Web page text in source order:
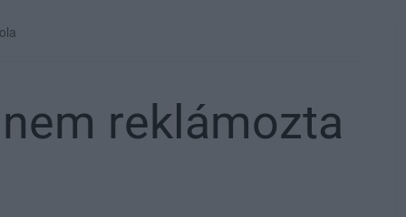
reklámozta